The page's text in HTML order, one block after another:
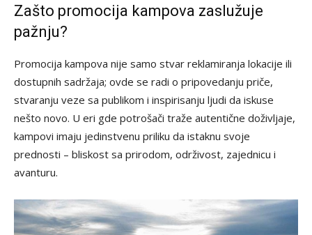
Zašto promocija kampova zaslužuje
pažnju?
Promocija kampova nije samo stvar reklamiranja lokacije ili
dostupnih sadržaja; ovde se radi o pripovedanju priče,
stvaranju veze sa publikom i inspirisanju ljudi da iskuse
nešto novo. U eri gde potrošači traže autentične doživljaje,
kampovi imaju jedinstvenu priliku da istaknu svoje
prednosti – bliskost sa prirodom, održivost, zajednicu i
avanturu.